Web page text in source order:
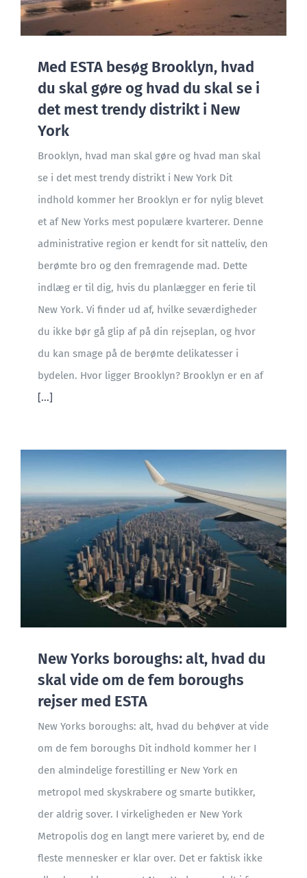
Med ESTA besøg Brooklyn, hvad
du skal gøre og hvad du skal se i
det mest trendy distrikt i New
York
Brooklyn, hvad man skal gøre og hvad man skal
se i det mest trendy distrikt i New York Dit
indhold kommer her Brooklyn er for nylig blevet
et af New Yorks mest populære kvarterer. Denne
administrative region er kendt for sit natteliv, den
berømte bro og den fremragende mad. Dette
indlæg er til dig, hvis du planlægger en ferie til
New York. Vi finder ud af, hvilke seværdigheder
du ikke bør gå glip af på din rejseplan, og hvor
du kan smage på de berømte delikatesser i
bydelen. Hvor ligger Brooklyn? Brooklyn er en af
[...]
New Yorks boroughs: alt, hvad du
skal vide om de fem boroughs
rejser med ESTA
New Yorks boroughs: alt, hvad du behøver at vide
om de fem boroughs Dit indhold kommer her I
den almindelige forestilling er New York en
metropol med skyskrabere og smarte butikker,
der aldrig sover. I virkeligheden er New York
Metropolis dog en langt mere varieret by, end de
fleste mennesker er klar over. Det er faktisk ikke